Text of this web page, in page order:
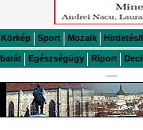
Körkép Sport Mozaik Hirdetés/
Egészségügy Riport